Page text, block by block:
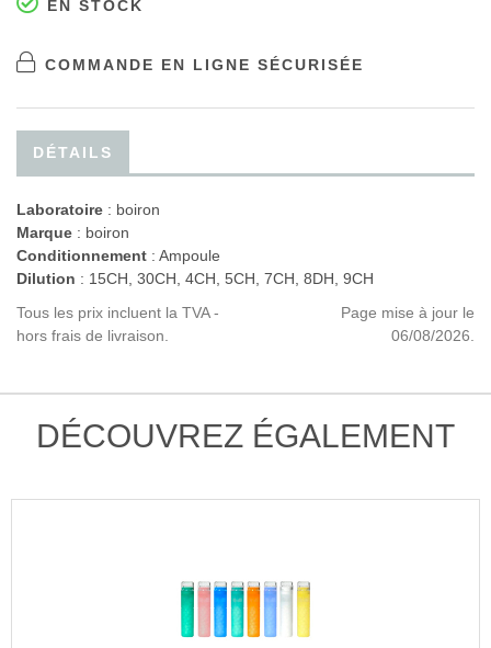
EN STOCK
COMMANDE EN LIGNE SÉCURISÉE
DÉTAILS
Laboratoire : boiron
Marque : boiron
Conditionnement : Ampoule
Dilution : 15CH, 30CH, 4CH, 5CH, 7CH, 8DH, 9CH
Tous les prix incluent la TVA -
hors frais de livraison.
Page mise à jour le
06/08/2026.
DÉCOUVREZ ÉGALEMENT